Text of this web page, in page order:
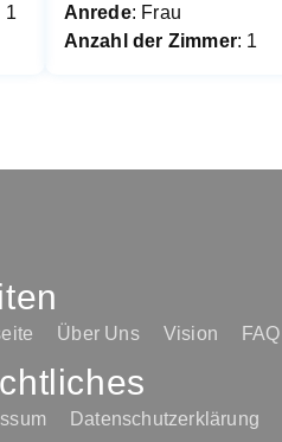
1
Anrede: Frau
Anzahl der Zimmer: 1
Über Uns Vision FAQ
Datenschutzerklärung